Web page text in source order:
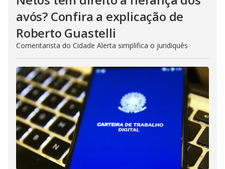
avós? Confira a explicação de
Roberto Guastelli
Comentarista do Cidade Alerta simplifica o juridiquês